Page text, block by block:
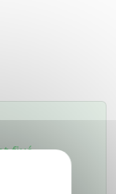
fixé